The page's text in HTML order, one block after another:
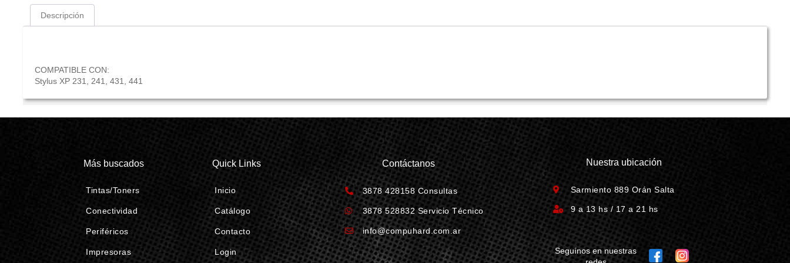
Descripción
COMPATIBLE CON:
Stylus XP 231, 241, 431, 441
Más buscados
Tintas/Toners
Conectividad
Periféricos
Impresoras
Quick Links
Inicio
Catálogo
Contacto
Login
Contáctanos
3878 428158 Consultas
3878 528832 Servicio Técnico
info@compuhard.com.ar
Nuestra ubicación
Sarmiento 889 Orán Salta
9 a 13 hs / 17 a 21 hs
Seguínos en nuestras